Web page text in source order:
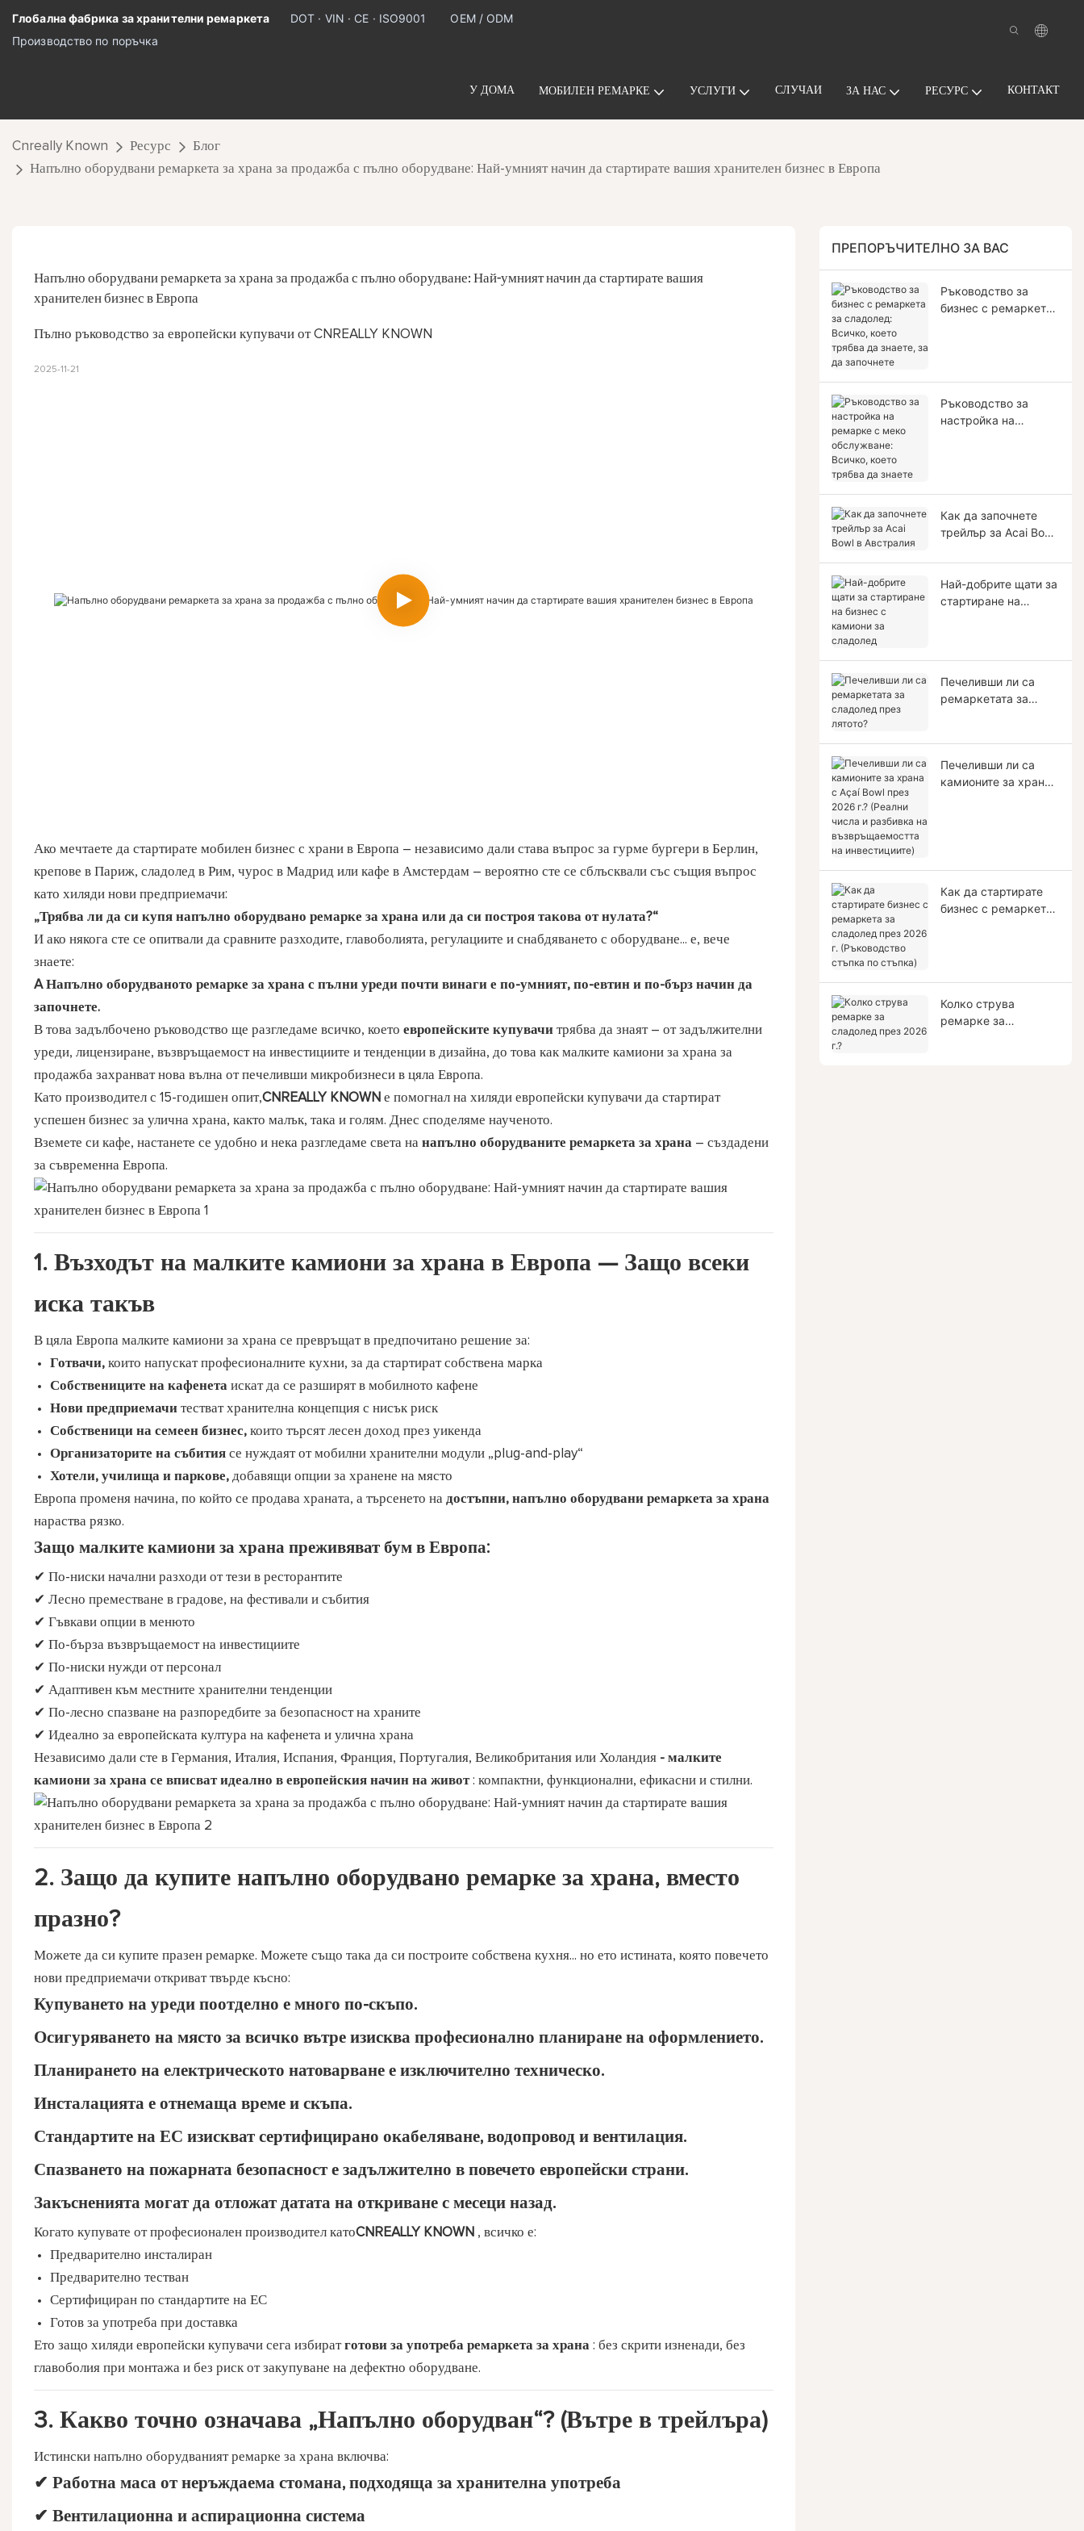
Глобална фабрика за хранителни ремаркета DOT · VIN · CE · ISO9001
OEM / ODM
Производство по поръчка
У ДОМА МОБИЛЕН РЕМАРКЕ УСЛУГИ СЛУЧАИ ЗА НАС РЕСУРС КОНТАКТ
Cnreally Known Ресурс
Блог
Напълно оборудвани ремаркета за храна за продажба с пълно оборудване: Най-умният начин да стартирате вашия хранителен бизнес в Европа
Напълно оборудвани ремаркета за храна за продажба с пълно оборудване: Най-умният начин да стартирате вашия
хранителен бизнес в Европа
Пълно ръководство за европейски купувачи от CNREALLY KNOWN
2025-11-21
Ако мечтаете да стартирате мобилен бизнес с храни в Европа – независимо дали става въпрос за гурме бургери в Берлин,
крепове в Париж, сладолед в Рим, чурос в Мадрид или кафе в Амстердам – вероятно сте се сблъсквали със същия въпрос
като хиляди нови предприемачи:
„Трябва ли да си купя напълно оборудвано ремарке за храна или да си построя такова от нулата?“
И ако някога сте се опитвали да сравните разходите, главоболията, регулациите и снабдяването с оборудване... е, вече
знаете:
AНапълно оборудваното ремарке за хранас пълни уреди почти винаги е по-умният, по-евтин и по-бърз начин да
започнете.
В това задълбочено ръководство ще разгледаме всичко, което европейските купувачитрябва да знаят – от задължителни
уреди, лицензиране, възвръщаемост на инвестициите и тенденции в дизайна, до това какмалките камиони за храна за
продажбазахранват нова вълна от печеливши микробизнеси в цяла Европа.
Като производител с 15-годишен опит,CNREALLY KNOWN е помогнал на хиляди европейски купувачи да стартират
успешен бизнес за улична храна, както малък, така и голям. Днес споделяме наученото.
Вземете си кафе, настанете се удобно и нека разгледаме света на напълно оборудваните ремаркета за храна– създадени
за съвременна Европа.
1. Възходът на малките камиони за храна в Европа— Защо всеки
иска такъв
В цяла Европа малките камиони за хранасе превръщат в предпочитано решение за:
Готвачи, които напускат професионалните кухни, за да стартират собствена марка
Собствениците на кафенета искат да се разширят в мобилното кафене
Нови предприемачи тестват хранителна концепция с нисък риск
Собственици на семеен бизнес, които търсят лесен доход през уикенда
Организаторите на събития се нуждаят от мобилни хранителни модули „plug-and-play“
Хотели, училища и паркове, добавящи опции за хранене на място
Европа променя начина, по който се продава храната, а търсенето на достъпни, напълно оборудвани ремаркета за храна
нараства рязко.
Защо малките камиони за храна преживяват бум в Европа:
✔ По-ниски начални разходи от тези в ресторантите
✔ Лесно преместване в градове, на фестивали и събития
✔ Гъвкави опции в менюто
✔ По-бърза възвръщаемост на инвестициите
✔ По-ниски нужди от персонал
✔ Адаптивен към местните хранителни тенденции
✔ По-лесно спазване на разпоредбите за безопасност на храните
✔ Идеално за европейската култура на кафенета и улична храна
Независимо дали сте в Германия, Италия, Испания, Франция, Португалия, Великобритания или Холандия - малките
камиони за храна се вписват идеално в европейския начин на живот: компактни, функционални, ефикасни и стилни.
2. Защо да купите напълно оборудвано ремарке за храна, вместо
празно?
Можете да си купите празен ремарке. Можете също така да си построите собствена кухня... но ето истината, която повечето
нови предприемачи откриват твърде късно:
Купуването на уреди поотделно е много по-скъпо.
Осигуряването на място за всичко вътре изисква професионално планиране на оформлението.
Планирането на електрическото натоварване е изключително техническо.
Инсталацията е отнемаща време и скъпа.
Стандартите на ЕС изискват сертифицирано окабеляване, водопровод и вентилация.
Спазването на пожарната безопасност е задължително в повечето европейски страни.
Закъсненията могат да отложат датата на откриване с месеци назад.
Когато купувате от професионален производител катоCNREALLY KNOWN , всичко е:
Предварително инсталиран
Предварително тестван
Сертифициран по стандартите на ЕС
Готов за употреба при доставка
Ето защо хиляди европейски купувачи сега избиратготови за употреба ремаркета за храна: без скрити изненади, без
главоболия при монтажа и без риск от закупуване на дефектно оборудване.
3. Какво точно означава „Напълно оборудван“? (Вътре в трейлъра)
Истински напълно оборудваният ремарке за хранавключва:
✔ Работна маса от неръждаема стомана, подходяща за хранителна употреба
✔ Вентилационна и аспирационна система
ПРЕПОРЪЧИТЕЛНО ЗА ВАС
Ръководство за
бизнес с ремаркета
Ръководство за
настройка на
Как да започнете
трейлър за Acai Bowl
Най-добрите щати за
стартиране на
Печеливши ли са
ремаркетата за
Печеливши ли са
камионите за храна
Как да стартирате
бизнес с ремаркета
Колко струва
ремарке за